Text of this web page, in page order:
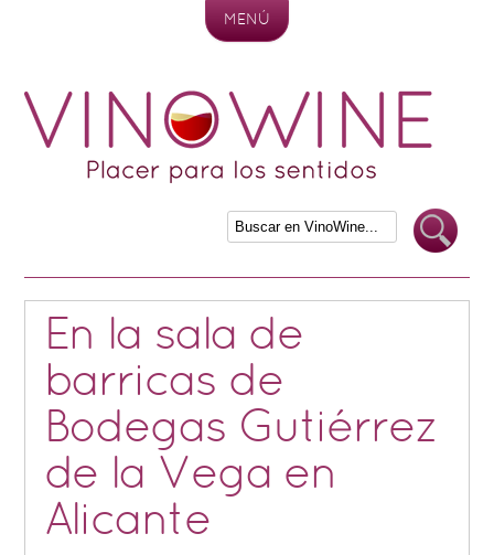
MENÚ
En la sala de
barricas de
Bodegas Gutiérrez
de la Vega en
Alicante